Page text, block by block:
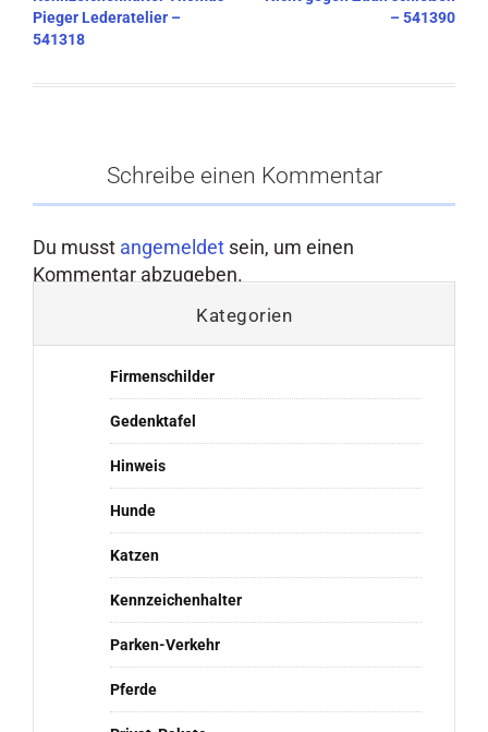
Pieger Lederatelier –
541318
– 541390
Schreibe einen Kommentar
Du musst angemeldet sein, um einen
Kommentar abzugeben.
Kategorien
Firmenschilder
Gedenktafel
Hinweis
Hunde
Katzen
Kennzeichenhalter
Parken-Verkehr
Pferde